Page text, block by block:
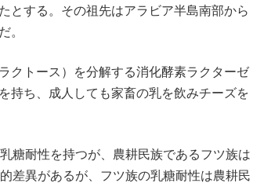
とする。その祖先はアラビア半島南部から
。
クトース）を分解する消化酵素ラクターゼ
持ち、成人しても家畜の乳を飲みチーズを
糖耐性を持つが、農耕民族であるフツ族は
差異があるが、フツ族の乳糖耐性は農耕民